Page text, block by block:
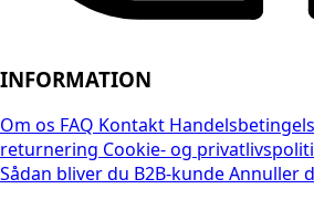
INFORMATION
Om os FAQ Kontakt
returnering Cookie- og
Sådan bliver du B2B-kundeAnnuller